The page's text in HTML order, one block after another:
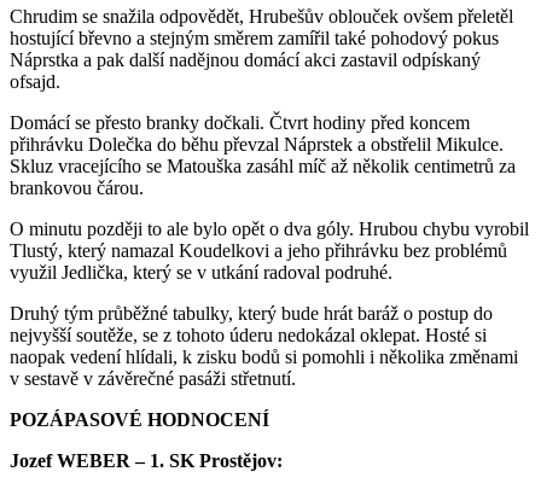
Chrudim se snažila odpovědět, Hrubešův oblouček ovšem přeletěl
hostující břevno a stejným směrem zamířil také pohodový pokus
Náprstka a pak další nadějnou domácí akci zastavil odpískaný
ofsajd.
Domácí se přesto branky dočkali. Čtvrt hodiny před koncem
přihrávku Dolečka do běhu převzal Náprstek a obstřelil Mikulce.
Skluz vracejícího se Matouška zasáhl míč až několik centimetrů za
brankovou čárou.
O minutu později to ale bylo opět o dva góly. Hrubou chybu vyrobil
Tlustý, který namazal Koudelkovi a jeho přihrávku bez problémů
využil Jedlička, který se v utkání radoval podruhé.
Druhý tým průběžné tabulky, který bude hrát baráž o postup do
nejvyšší soutěže, se z tohoto úderu nedokázal oklepat. Hosté si
naopak vedení hlídali, k zisku bodů si pomohli i několika změnami
v sestavě v závěrečné pasáži střetnutí.
POZÁPASOVÉ HODNOCENÍ
Jozef WEBER – 1. SK Prostějov: